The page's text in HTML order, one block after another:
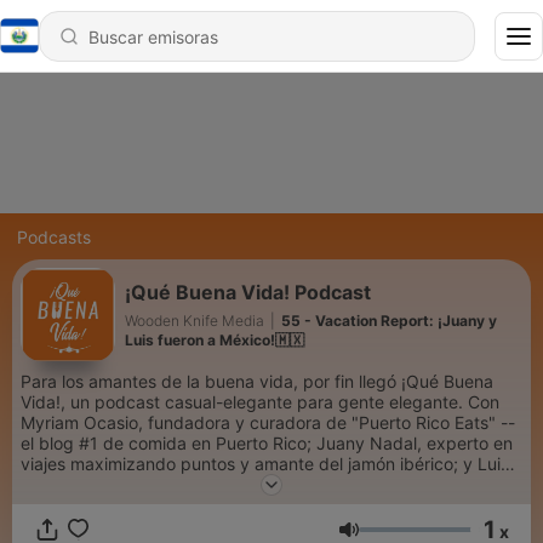
Podcasts
¡Qué Buena Vida! Podcast
Wooden Knife Media
55 - Vacation Report: ¡Juany y
Luis fueron a México!🇲🇽
Para los amantes de la buena vida, por fin llegó ¡Qué Buena
Vida!, un podcast casual-elegante para gente elegante. Con
Myriam Ocasio, fundadora y curadora de "Puerto Rico Eats" --
el blog #1 de comida en Puerto Rico; Juany Nadal, experto en
viajes maximizando puntos y amante del jamón ibérico; y Luis
S. Herrero, podcastero y aficionado a estirar el peso mientras
restaurantes en Puerto Rico, como viajar estilo realeza sin
1 x